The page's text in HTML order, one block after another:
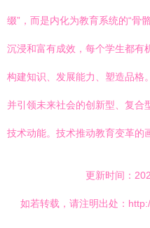
缀”，而是内化为教育系统的“骨
沉浸和富有成效，每个学生都有
构建知识、发展能力、塑造品格
并引领未来社会的创新型、复合
技术动能。技术推动教育变革的
更新时间：
如若转载，请注明出处：